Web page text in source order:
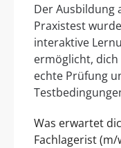
Der Ausbildung
Praxistest
interaktive
ermöglicht,
echte Prüfung
Was erwartet
Fachlagerist